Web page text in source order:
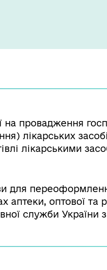
провадження
лікарських
лікарськими
для
аптеки, оптової та
служби України з
заяву та